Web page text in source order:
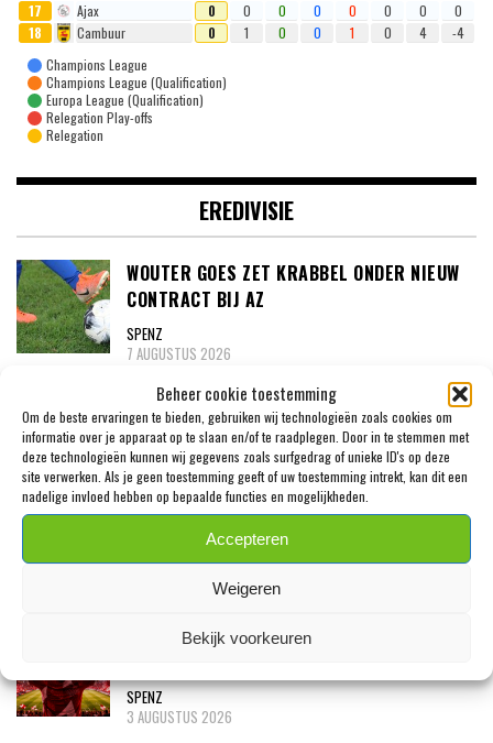
Beheer cookie toestemming
Om de beste ervaringen te bieden, gebruiken wij technologieën zoals cookies om
informatie over je apparaat op te slaan en/of te raadplegen. Door in te stemmen met
deze technologieën kunnen wij gegevens zoals surfgedrag of unieke ID's op deze
site verwerken. Als je geen toestemming geeft of uw toestemming intrekt, kan dit een
nadelige invloed hebben op bepaalde functies en mogelijkheden.
Accepteren
Weigeren
Bekijk voorkeuren
17
Ajax 0 0 0 0 0 0 0
0
18
Cambuur 0 1 0 0 1 0 4
-4
Champions League
Champions League (Qualification)
Europa League (Qualification)
Relegation Play-offs
Relegation
EREDIVISIE
WOUTER GOES ZET KRABBEL ONDER NIEUW
CONTRACT BIJ AZ
SPENZ
7 AUGUSTUS 2026
‘PSV MELDT ZICH IN ALKMAAR VOOR 24-
JARIGE TROY PARROTT’
SPENZ
3 AUGUSTUS 2026
MEXX MEERDINK (23) WAS BANG DAT HIJ
ZIJN OOR WAS VERLOREN
3 AUGUSTUS 2026
‘NOA LANG (27) ONDER ÉÉN VOORWAARDE
SPENZ
3 AUGUSTUS 2026